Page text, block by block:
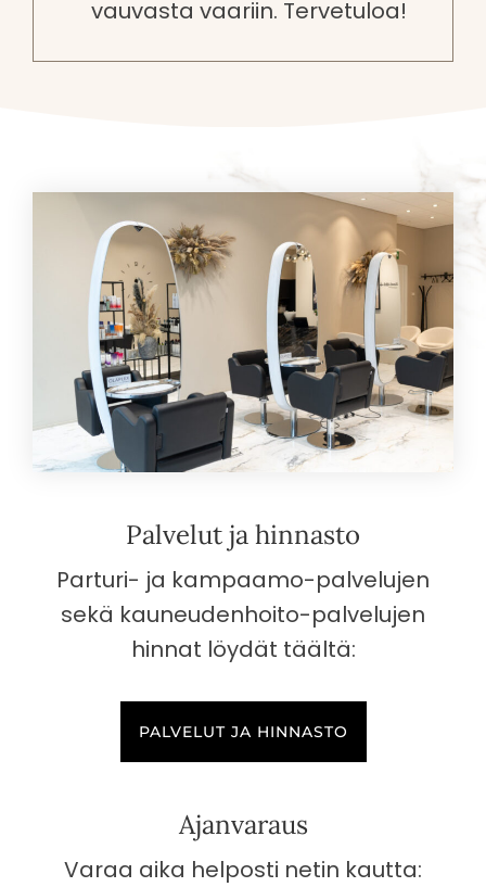
vauvasta vaariin. Tervetuloa!
Palvelut ja hinnasto
Parturi- ja kampaamo-palvelujen
sekä kauneudenhoito-palvelujen
hinnat löydät täältä:
PALVELUT JA HINNASTO
Ajanvaraus
Varaa aika helposti netin kautta: